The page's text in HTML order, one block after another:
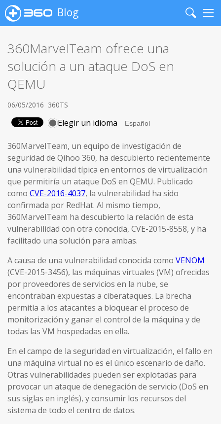
Blog
Search
360MarvelTeam ofrece una
solución a un ataque DoS en
QEMU
06/05/2016 360TS
Elegir un idioma
360MarvelTeam, un equipo de investigación de
seguridad de Qihoo 360, ha descubierto recientemente
una vulnerabilidad típica en entornos de virtualización
que permitiría un ataque DoS en QEMU. Publicado
como CVE-2016-4037, la vulnerabilidad ha sido
confirmada por RedHat. Al mismo tiempo,
360MarvelTeam ha descubierto la relación de esta
vulnerabilidad con otra conocida, CVE-2015-8558, y ha
facilitado una solución para ambas.
A causa de una vulnerabilidad conocida como VENOM
(CVE-2015-3456), las máquinas virtuales (VM) ofrecidas
por proveedores de servicios en la nube, se
encontraban expuestas a ciberataques. La brecha
permitía a los atacantes a bloquear el proceso de
monitorización y ganar el control de la máquina y de
todas las VM hospedadas en ella.
En el campo de la seguridad en virtualización, el fallo en
una máquina virtual no es el único escenario de daño.
Otras vulnerabilidades pueden ser explotadas para
provocar un ataque de denegación de servicio (DoS en
sus siglas en inglés), y consumir los recursos del
sistema de todo el centro de datos.